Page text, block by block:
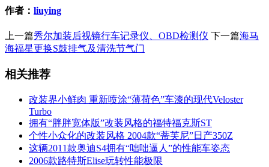
作者： liuying
上一篇秀尔加装后视镜行车记录仪、OBD检测仪 下一篇海马
海福星更换S鼓排气及清洗节气门
相关推荐
改装界小鲜肉 重新喷涂“薄荷色”车漆的现代Veloster
Turbo
拥有“胖胖宽体版”改装风格的福特福克斯ST
个性小众化的改装风格 2004款“蒂芙尼”日产350Z
这辆2011款奥迪S4拥有“咄咄逼人”的性能车姿态
2006款路特斯Elise玩转性能极限